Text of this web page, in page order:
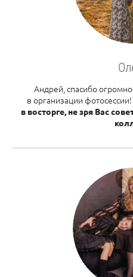
Андрей, спасибо
в организации фотосессии!
в восторге, не зря Вас